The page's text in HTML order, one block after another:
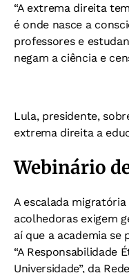
“A extrema direita
é onde nasce a
professores e
negam a ciência e
Lula, presidente,
extrema direita a
Webinário
A escalada
acolhedoras exigem
aí que a academia se
“A Responsabilidade
Universidade”, da